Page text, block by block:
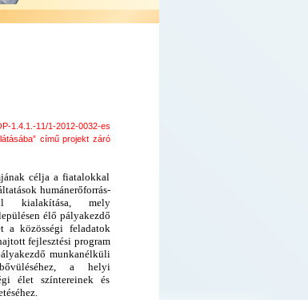
1.4.1.-11/1-2012-0032-es
című projekt záró
célja a fiatalokkal
humánerőforrás-
kialakítása, mely
élő pályakezdő
a közösségi feladatok
fejlesztési program
munkanélküli
a helyi
élet színtereinek és